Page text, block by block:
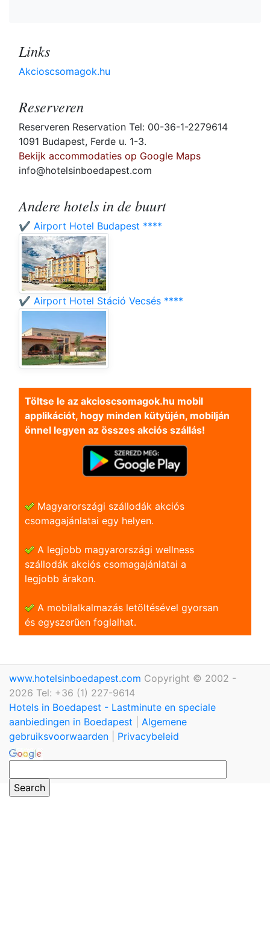
Links
Akcioscsomagok.hu
Reserveren
Reserveren Reservation Tel: 00-36-1-2279614
1091 Budapest, Ferde u. 1-3.
Bekijk accommodaties op Google Maps
info@hotelsinboedapest.com
Andere hotels in de buurt
✔️ Airport Hotel Budapest ****
✔️ Airport Hotel Stáció Vecsés ****
Töltse le az akcioscsomagok.hu mobil
applikációt, hogy minden kütyüjén, mobilján
önnel legyen az összes akciós szállás!
Magyarországi szállodák akciós
csomagajánlatai egy helyen.
A legjobb magyarországi wellness
szállodák akciós csomagajánlatai a
legjobb árakon.
A mobilalkalmazás letöltésével gyorsan
és egyszerũen foglalhat.
www.hotelsinboedapest.com Copyright © 2002 -
2026 Tel: +36 (1) 227-9614
Hotels in Boedapest - Lastminute en speciale
aanbiedingen in Boedapest
Algemene
gebruiksvoorwaarden
Privacybeleid